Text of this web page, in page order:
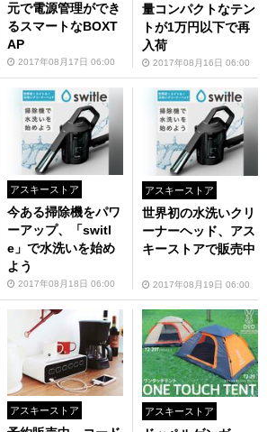
元で電源管理ができ
るスマートなBOXT
AP
2017年08月17日 06:00
量コンパクトなテン
トが1万円以下で再
入荷
2017年08月16日 06:00
アスキーストア
今ある掃除機をパワ
ーアップ、「switl
e」で水洗いを始め
よう
2017年08月18日 06:00
アスキーストア
世界初の水洗いクリ
ーナーヘッド、アス
キーストアで販売中
2017年08月19日 06:00
アスキーストア アスキーストア